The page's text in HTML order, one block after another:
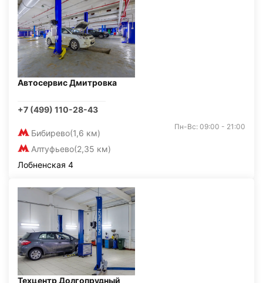
Автосервис Дмитровка
+7 (499) 110-28-43
Бибирево(1,6 км)
Алтуфьево(2,35 км)
Пн-Вс: 09:00 - 21:00
Лобненская 4
Техцентр Долгопрудный